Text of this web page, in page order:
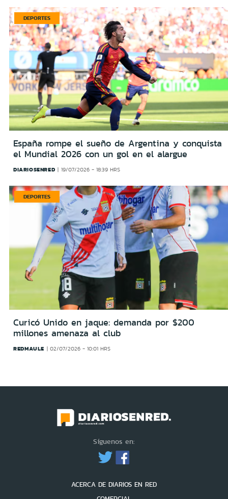
DEPORTES
España rompe el sueño de Argentina y conquista
el Mundial 2026 con un gol en el alargue
DIARIOSENRED 19/07/2026 - 18:39 HRS
DEPORTES
Curicó Unido en jaque: demanda por $200
millones amenaza al club
REDMAULE 02/07/2026 - 10:01 HRS
Síguenos en:
ACERCA DE DIARIOS EN RED